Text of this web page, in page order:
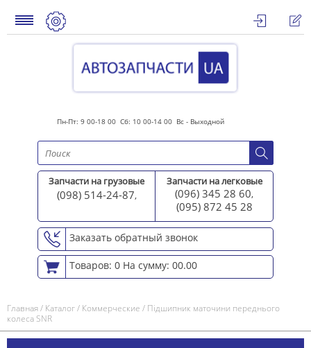
Пн-Пт: 9 00-18 00 Сб: 10 00-14 00 Вс - Выходной
Запчасти на грузовые
(098) 514-24-87,
Запчасти на легковые
(096) 345 28 60,
(095) 872 45 28
Заказать обратный звонок
Товаров: 0 На сумму: 00.00
Главная/ Каталог/ Коммерческие / Підшипник маточини переднього
колеса SNR